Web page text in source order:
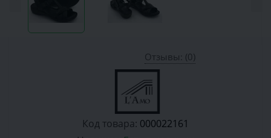
Отзывы: (0)
Код товара: 000022161